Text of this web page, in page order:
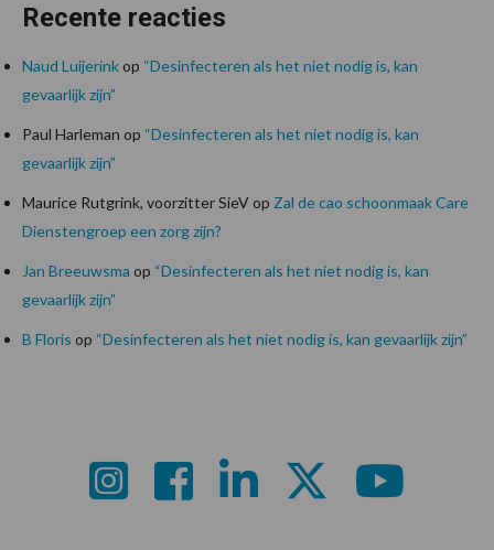
Recente reacties
Naud Luijerinkop “Desinfecteren als het niet nodig is, kan
gevaarlijk zijn”
Paul Harleman op “Desinfecteren als het niet nodig is, kan
gevaarlijk zijn”
Maurice Rutgrink, voorzitter SieVop Zal de cao schoonmaak Care
Dienstengroep een zorg zijn?
Jan Breeuwsma op “Desinfecteren als het niet nodig is, kan
gevaarlijk zijn”
B Floris op “Desinfecteren als het niet nodig is, kan gevaarlijk zijn”